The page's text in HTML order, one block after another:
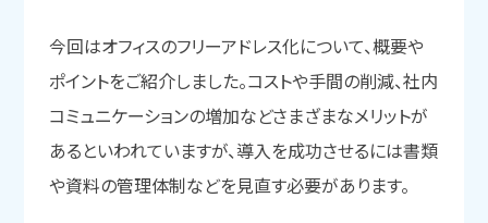
今回はオフィスのフリーアドレス化について、概要や
ポイントをご紹介しました。コストや手間の削減、社内
コミュニケーションの増加などさまざまなメリットが
あるといわれていますが、導入を成功させるには書類
や資料の管理体制などを見直す必要があります。